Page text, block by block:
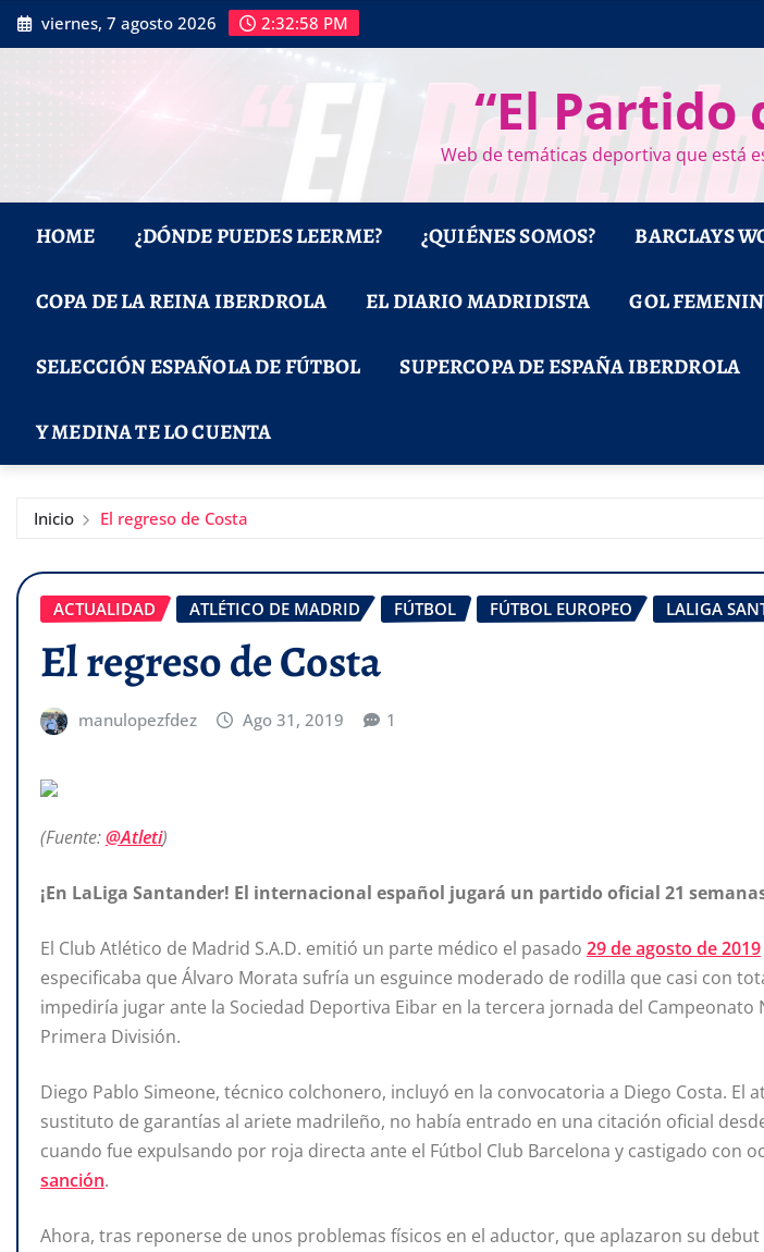
Saltar
al
viernes, 7 agosto 2026 2:32:59 PM
“El Partido
Web de temáticas deportiva que está
HOME ¿DÓNDE PUEDES LEERME? ¿QUIÉNES SOMOS? BARCLAYS
COPA DE LA REINA IBERDROLA EL DIARIO MADRIDISTA GOL
SELECCIÓN ESPAÑOLA DE FÚTBOL SUPERCOPA DE ESPAÑA IBERDROLA
Y MEDINA TE LO CUENTA
Inicio El regreso de Costa
ACTUALIDAD ATLÉTICO DE MADRID FÚTBOL FÚTBOL EUROPEO LALIGA
El regreso de Costa
manulopezfdez Ago 31, 2019 1
(Fuente:@Atleti)
¡En LaLiga Santander! El internacional español jugará un partido oficial 21
El Club Atlético de Madrid S.A.D. emitió un parte médico el pasado 29 de agosto de 2019
especificaba que Álvaro Morata sufría un esguince moderado de rodilla que casi con
impediría jugar ante la Sociedad Deportiva Eibar en la tercera jornada del Campeonato
Primera División.
Diego Pablo Simeone, técnico colchonero, incluyó en la convocatoria a Diego Costa. El
sustituto de garantías al ariete madrileño, no había entrado en una citación oficial
cuando fue expulsando por roja directa ante el Fútbol Club Barcelona y castigado con
sanción.
Ahora, tras reponerse de unos problemas físicos en el aductor, que aplazaron su debut